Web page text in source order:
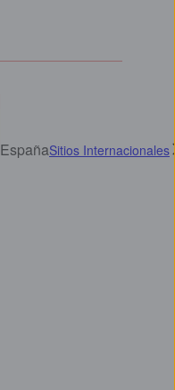
EspañaSitios Internacionales